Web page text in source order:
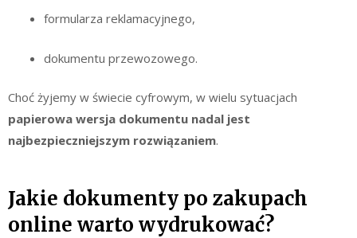
formularza reklamacyjnego,
dokumentu przewozowego.
Choć żyjemy w świecie cyfrowym, w wielu sytuacjach
papierowa wersja dokumentu nadal jest
najbezpieczniejszym rozwiązaniem.
Jakie dokumenty po zakupach
online warto wydrukować?